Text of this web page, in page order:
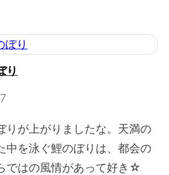
り
りが上がりましたな。天満の
中を泳ぐ鯉のぼりは、都会の
ではの風情があって好き☆